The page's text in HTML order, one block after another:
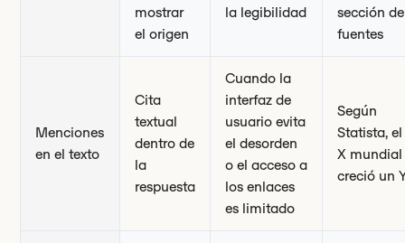
mostrar
el origen
la legibilidad
sección de
fuentes
Menciones
en el texto
Cita
textual
dentro de
la
respuesta
Cuando la
interfaz de
usuario evita
el desorden
o el acceso a
los enlaces
es limitado
Según
Statista, el
X mundial
creció un